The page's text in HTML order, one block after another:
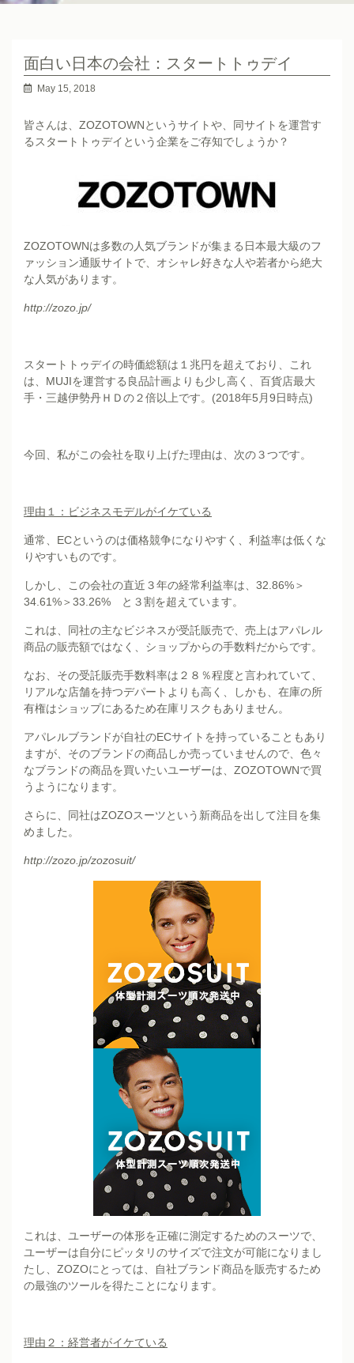
面白い日本の会社：スタートトゥデイ
May 15, 2018
皆さんは、ZOZOTOWNというサイトや、同サイトを運営す
るスタートトゥデイという企業をご存知でしょうか？
ZOZOTOWNは多数の人気ブランドが集まる日本最大級のフ
ァッション通販サイトで、オシャレ好きな人や若者から絶大
な人気があります。
http://zozo.jp/
スタートトゥデイの時価総額は１兆円を超えており、これ
は、MUJIを運営する良品計画よりも少し高く、百貨店最大
手・三越伊勢丹ＨＤの２倍以上です。(2018年5月9日時点)
今回、私がこの会社を取り上げた理由は、次の３つです。
理由１：ビジネスモデルがイケている
通常、ECというのは価格競争になりやすく、利益率は低くな
りやすいものです。
しかし、この会社の直近３年の経常利益率は、32.86%＞
34.61%＞33.26% と３割を超えています。
これは、同社の主なビジネスが受託販売で、売上はアパレル
商品の販売額ではなく、ショップからの手数料だからです。
なお、その受託販売手数料率は２８％程度と言われていて、
リアルな店舗を持つデパートよりも高く、しかも、在庫の所
有権はショップにあるため在庫リスクもありません。
アパレルブランドが自社のECサイトを持っていることもあり
ますが、そのブランドの商品しか売っていませんので、色々
なブランドの商品を買いたいユーザーは、ZOZOTOWNで買
うようになります。
さらに、同社はZOZOスーツという新商品を出して注目を集
めました。
http://zozo.jp/zozosuit/
これは、ユーザーの体形を正確に測定するためのスーツで、
ユーザーは自分にピッタリのサイズで注文が可能になりまし
たし、ZOZOにとっては、自社ブランド商品を販売するため
の最強のツールを得たことになります。
理由２：経営者がイケている